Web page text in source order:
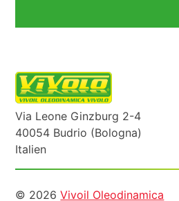
Via Leone Ginzburg 2-4
40054 Budrio (Bologna)
Italien
Informazioni
© 2026Vivoil Oleodinamica